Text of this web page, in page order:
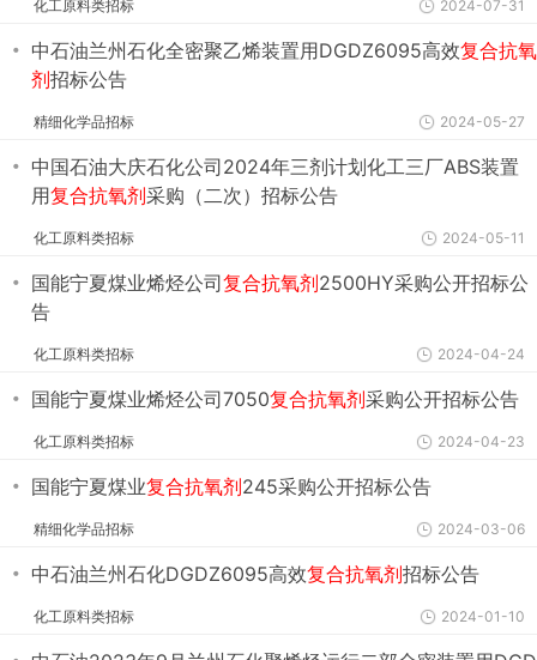
化工原料类招标 2024-07-31
・ 中石油兰州石化全密聚乙烯装置用DGDZ6095高效复合抗氧
剂招标公告
精细化学品招标 2024-05-27
・ 中国石油大庆石化公司2024年三剂计划化工三厂ABS装置
用复合抗氧剂采购（二次）招标公告
化工原料类招标 2024-05-11
・ 国能宁夏煤业烯烃公司复合抗氧剂2500HY采购公开招标公
告
化工原料类招标 2024-04-24
・ 国能宁夏煤业烯烃公司7050复合抗氧剂采购公开招标公告
化工原料类招标 2024-04-23
・ 国能宁夏煤业复合抗氧剂245采购公开招标公告
精细化学品招标 2024-03-06
・ 中石油兰州石化DGDZ6095高效复合抗氧剂招标公告
化工原料类招标 2024-01-10